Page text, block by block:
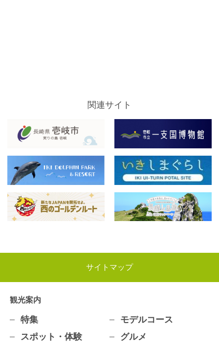
関連サイト
サイトマップ
観光案内
特集
モデルコース
スポット・体験
グルメ